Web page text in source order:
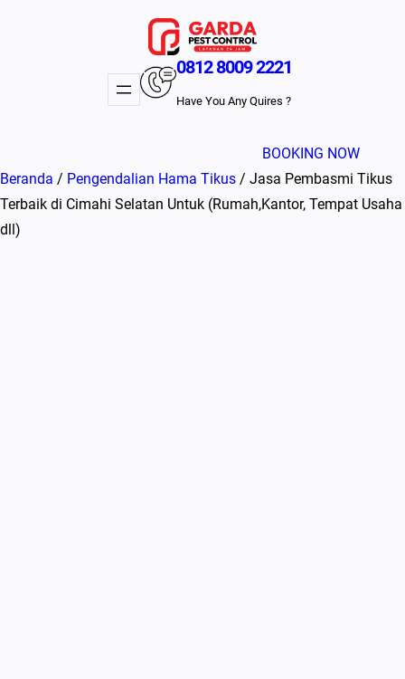
0812 8009 2221
Have You Any Quires ?
BOOKING NOW
Beranda / Pengendalian Hama Tikus / Jasa Pembasmi Tikus
Terbaik di Cimahi Selatan Untuk (Rumah,Kantor, Tempat Usaha
dll)